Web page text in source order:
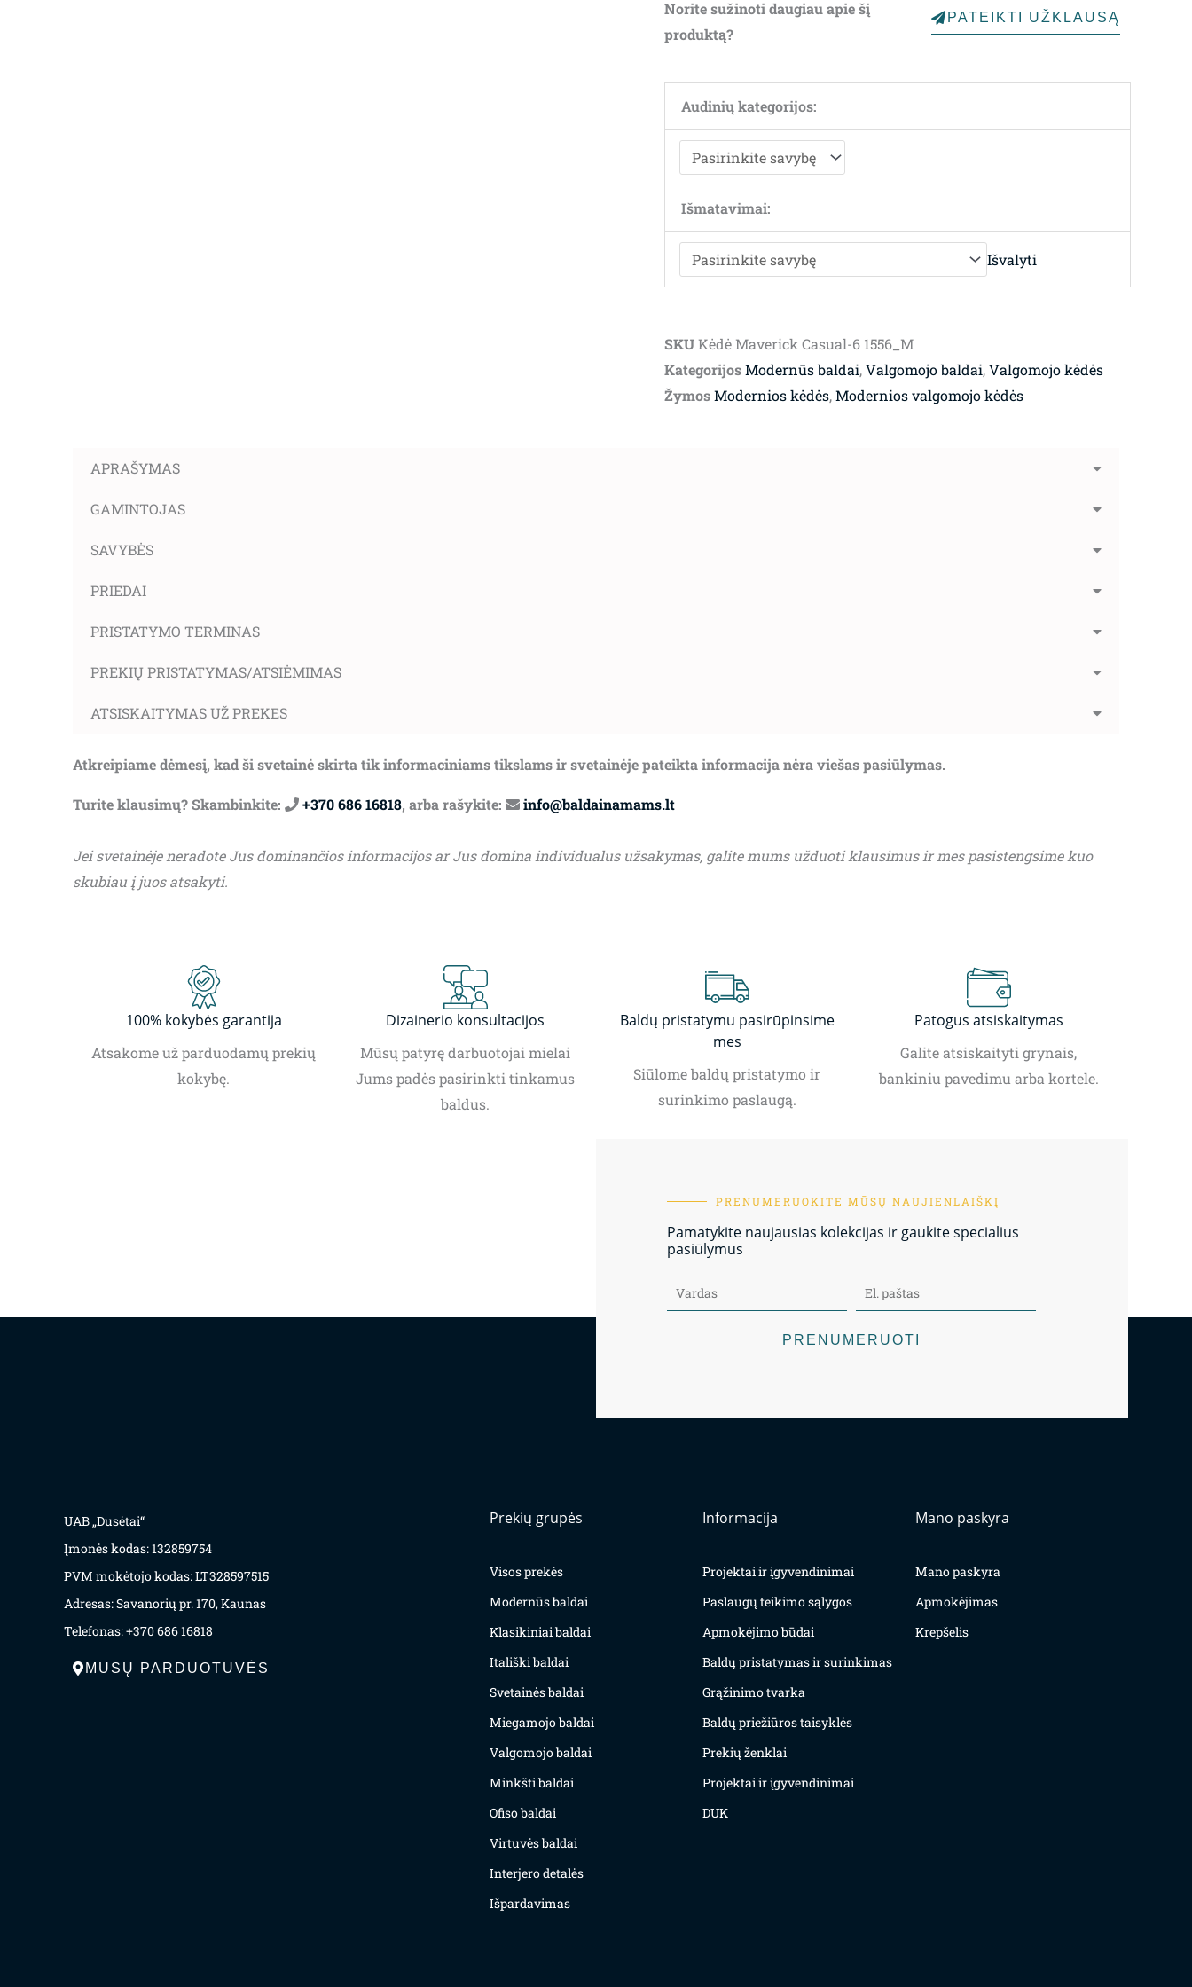
through
Norite sužinoti daugiau apie šį
produktą?
PATEIKTI UŽKLAUSĄ
Audinių kategorijos:
Išmatavimai:
Išvalyti
SKUKėdė Maverick Casual-6 1556_M
KategorijosModernūs baldai,Valgomojo baldai,Valgomojo kėdės
ŽymosModernios kėdės,Modernios valgomojo kėdės
APRAŠYMAS
GAMINTOJAS
SAVYBĖS
PRIEDAI
PRISTATYMO TERMINAS
PREKIŲ PRISTATYMAS/ATSIĖMIMAS
ATSISKAITYMAS UŽ PREKES
Atkreipiame dėmesį, kad ši svetainė skirta tik informaciniams tikslams ir svetainėje pateikta informacija nėra viešas pasiūlymas.
Turite klausimų? Skambinkite: +370 686 16818, arba rašykite: info@baldainamams.lt
Jei svetainėje neradote Jus dominančios informacijos ar Jus domina individualus užsakymas, galite mums užduoti klausimus ir mes pasistengsime kuo
skubiau į juos atsakyti.
100% kokybės garantija
Atsakome už parduodamų prekių
kokybę.
Dizainerio konsultacijos
Mūsų patyrę darbuotojai mielai
Jums padės pasirinkti tinkamus
baldus.
Baldų pristatymu pasirūpinsime
mes
Siūlome baldų pristatymo ir
surinkimo paslaugą.
Patogus atsiskaitymas
Galite atsiskaityti grynais,
bankiniu pavedimu arba kortele.
PRENUMERUOKITE MŪSŲ NAUJIENLAIŠKĮ
Pamatykite naujausias kolekcijas ir gaukite specialius
pasiūlymus
PRENUMERUOTI
UAB „Dusėtai“
Įmonės kodas: 132859754
PVM mokėtojo kodas: LT328597515
Adresas: Savanorių pr. 170, Kaunas
Telefonas: +370 686 16818
MŪSŲ PARDUOTUVĖS
Prekių grupės
Visos prekės
Modernūs baldai
Klasikiniai baldai
Itališki baldai
Svetainės baldai
Miegamojo baldai
Valgomojo baldai
Minkšti baldai
Ofiso baldai
Virtuvės baldai
Interjero detalės
Išpardavimas
Informacija
Projektai ir įgyvendinimai
Paslaugų teikimo sąlygos
Apmokėjimo būdai
Baldų pristatymas ir surinkimas
Grąžinimo tvarka
Baldų priežiūros taisyklės
Prekių ženklai
Projektai ir įgyvendinimai
DUK
Mano paskyra
Mano paskyra
Apmokėjimas
Krepšelis